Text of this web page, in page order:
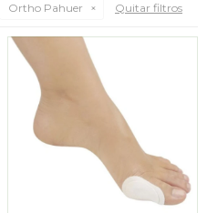
Ortho Pahuer Quitar filtros